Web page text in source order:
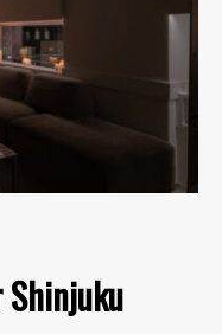
Shinjuku